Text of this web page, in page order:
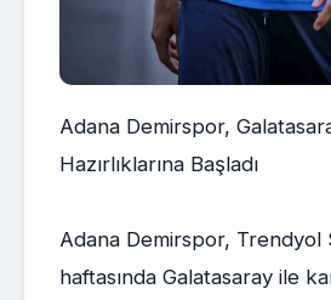
Adana Demirspor,
Hazırlıklarına Başladı
Adana Demirspor, Trendyol
haftasında Galatasaray ile